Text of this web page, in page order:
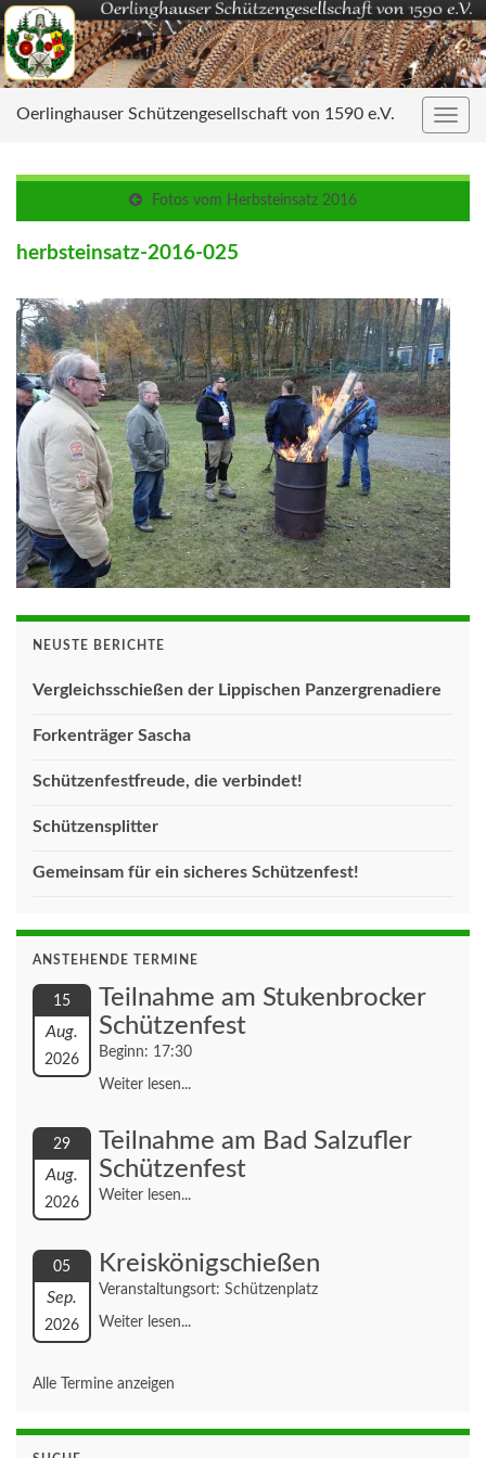
Oerlinghauser Schützengesellschaft von 1590 e.V.
Fotos vom Herbsteinsatz 2016
herbsteinsatz-2016-025
NEUSTE BERICHTE
Vergleichsschießen der Lippischen Panzergrenadiere
Forkenträger Sascha
Schützenfestfreude, die verbindet!
Schützensplitter
Gemeinsam für ein sicheres Schützenfest!
ANSTEHENDE TERMINE
15
Aug.
2026
Teilnahme am Stukenbrocker
Schützenfest
Beginn: 17:30
Weiter lesen...
29
Aug.
2026
Teilnahme am Bad Salzufler
Schützenfest
Weiter lesen...
05
Sep.
2026
Kreiskönigschießen
Veranstaltungsort: Schützenplatz
Weiter lesen...
Alle Termine anzeigen